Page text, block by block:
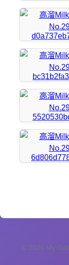
© 2026 My